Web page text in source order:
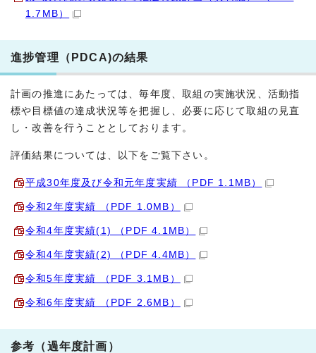
1.7MB）
進捗管理（PDCA)の結果
計画の推進にあたっては、毎年度、取組の実施状況、活動指
標や目標値の達成状況等を把握し、必要に応じて取組の見直
し・改善を行うこととしております。
評価結果については、以下をご覧下さい。
平成30年度及び令和元年度実績 （PDF 1.1MB）
令和2年度実績 （PDF 1.0MB）
令和4年度実績(1) （PDF 4.1MB）
令和4年度実績(2) （PDF 4.4MB）
令和5年度実績 （PDF 3.1MB）
令和6年度実績 （PDF 2.6MB）
参考（過年度計画）